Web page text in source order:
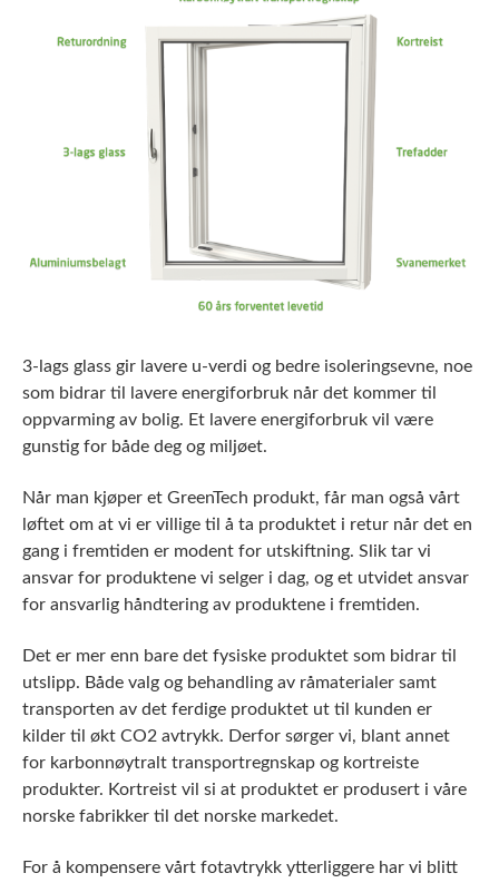
3-lags glass gir lavere u-verdi og bedre isoleringsevne, noe
som bidrar til lavere energiforbruk når det kommer til
oppvarming av bolig. Et lavere energiforbruk vil være
gunstig for både deg og miljøet.
Når man kjøper et GreenTech produkt, får man også vårt
løftet om at vi er villige til å ta produktet i retur når det en
gang i fremtiden er modent for utskiftning. Slik tar vi
ansvar for produktene vi selger i dag, og et utvidet ansvar
for ansvarlig håndtering av produktene i fremtiden.
Det er mer enn bare det fysiske produktet som bidrar til
utslipp. Både valg og behandling av råmaterialer samt
transporten av det ferdige produktet ut til kunden er
kilder til økt CO2 avtrykk. Derfor sørger vi, blant annet
for karbonnøytralt transportregnskap og kortreiste
produkter. Kortreist vil si at produktet er produsert i våre
norske fabrikker til det norske markedet.
For å kompensere vårt fotavtrykk ytterliggere har vi blitt